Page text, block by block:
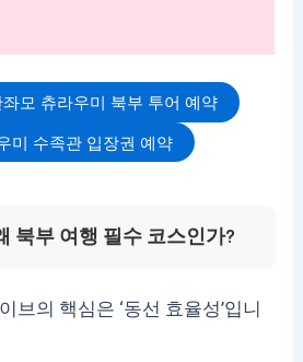
모 츄라우미 북부 투어 예약
미 수족관 입장권 예약
북부 여행 필수 코스인가?
브의 핵심은 ‘동선 효율성’입니